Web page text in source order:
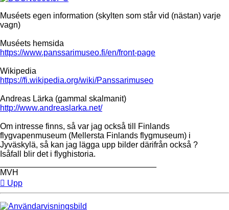
Muséets egen information (skylten som står vid (nästan) varje
vagn)
Muséets hemsida
https://www.panssarimuseo.fi/en/front-page
Wikipedia
https://fi.wikipedia.org/wiki/Panssarimuseo
Andreas Lärka (gammal skalmanit)
http://www.andreaslarka.net/
Om intresse finns, så var jag också till Finlands
flygvapenmuseum (Mellersta Finlands flygmuseum) i
Jyväskylä, så kan jag lägga upp bilder därifrån också ?
Isåfall blir det i flyghistoria.
MVH
Upp